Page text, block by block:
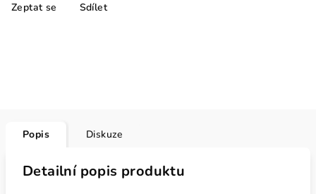
Zeptat se Sdílet
Popis Diskuze
Detailní popis produktu